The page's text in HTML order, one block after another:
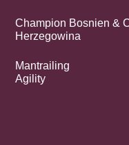
Champion Bosnien &
Herzegowina
Mantrailing
Agility